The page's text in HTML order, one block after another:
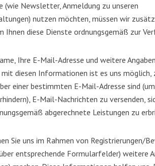
(wie Newsletter, Anmeldung zu unseren
nutzen möchten, müssen wir
Ihnen diese Dienste ordnungsgemäß zur
Ihre E-Mail-Adresse und weitere
diesen Informationen ist es uns möglich,
einer bestimmten E-Mail-Adresse sind
E-Mail-Nachrichten zu versenden,
abgerechnete Leistungen zu
Sie uns im Rahmen von Registrierungen/
entsprechende Formularfelder) weitere
Intervallfasten bei PCOS